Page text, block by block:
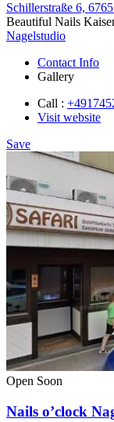
Schillerstraße 6,
Beautiful Nails
Nagelstudio
Contact Info
Gallery
Call :
Visit website
Save
Open Soon
Nails o’clock